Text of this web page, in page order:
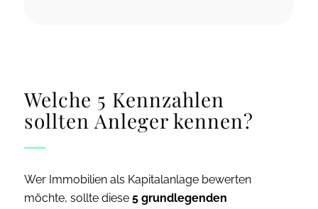
Welche 5 Kennzahlen
sollten Anleger kennen?
Wer Immobilien als Kapitalanlage bewerten
möchte, sollte diese 5 grundlegenden